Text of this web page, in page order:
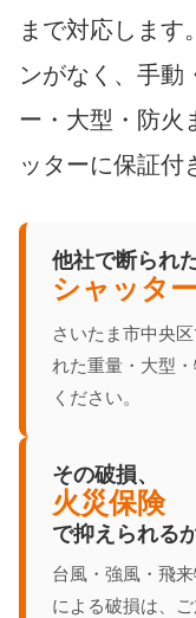
まで対応します
ンがなく、手動
ー・大型・防火
ッターに保証付
他社で断られ
シャッタ
さいたま市中央
れた重量・大型
ください。
その破損、
火災保険
で抑えられる
台風・強風・飛
による破損は、